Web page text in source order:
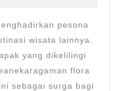
Flora
yang
pesona
wisata lainnya.
yang dikelilingi
flora
sebagai surga bagi